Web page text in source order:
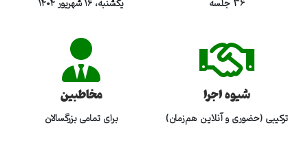
36 جلسه یکشنبه، ۱۶ شهریور ۱۴۰۴
شیوه اجرا
ترکیبی (حضوری و آنلاین هم‌زمان)
مخاطبین
برای تمامی بزرگسالان